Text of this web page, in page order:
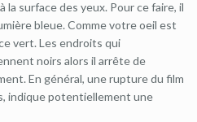
surface des yeux. Pour ce faire, il
bleue. Comme votre oeil est
vert. Les endroits qui
noirs alors il arrête de
En général, une rupture du film
indique potentiellement une